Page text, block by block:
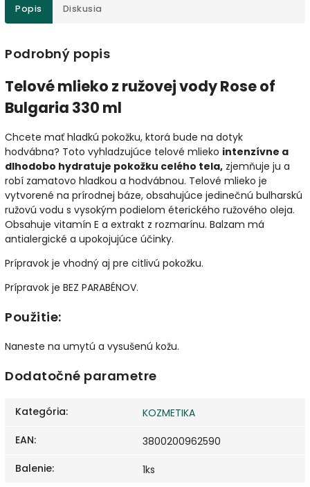
Popis Diskusia
Podrobný popis
Telové mlieko z ružovej vody Rose of
Bulgaria 330 ml
Chcete mať hladkú pokožku, ktorá bude na dotyk
hodvábna? Toto vyhladzujúce telové mlieko intenzívne a
dlhodobo hydratuje pokožku celého tela, zjemňuje ju a
robí zamatovo hladkou a hodvábnou. Telové mlieko je
vytvorené na prírodnej báze, obsahujúce jedinečnú bulharskú
ružovú vodu s vysokým podielom éterického ružového oleja.
Obsahuje vitamín E a extrakt z rozmarínu. Balzam má
antialergické a upokojujúce účinky.
Prípravok je vhodný aj pre citlivú pokožku.
Prípravok je BEZ PARABÉNOV.
Použitie:
Naneste na umytú a vysušenú kožu.
Dodatočné parametre
Kategória:
KOZMETIKA
EAN:
3800200962590
Balenie: 1ks